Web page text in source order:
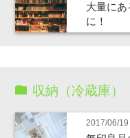
大量に
に！
収納（冷蔵庫）
2017/06/19